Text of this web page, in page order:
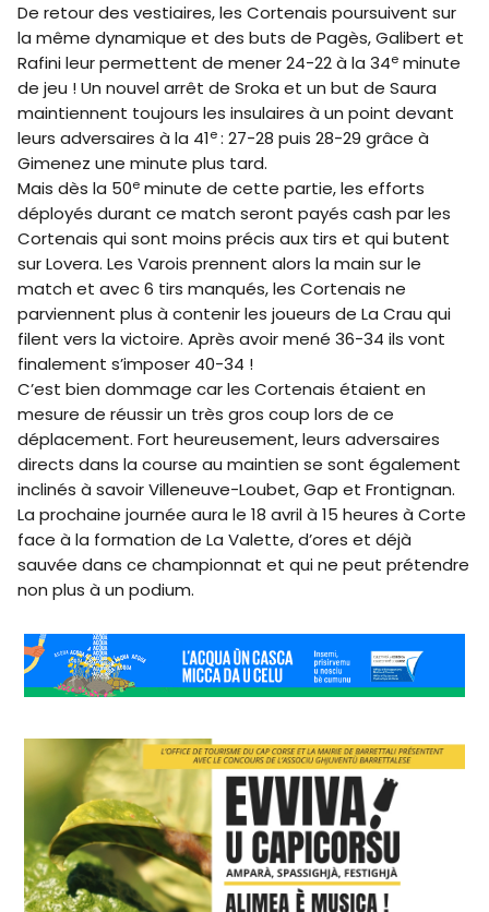
De retour des vestiaires, les Cortenais poursuivent sur
la même dynamique et des buts de Pagès, Galibert et
Rafini leur permettent de mener 24-22 à la 34e minute
de jeu ! Un nouvel arrêt de Sroka et un but de Saura
maintiennent toujours les insulaires à un point devant
leurs adversaires à la 41e: 27-28 puis 28-29 grâce à
Gimenez une minute plus tard.
Mais dès la 50e minute de cette partie, les efforts
déployés durant ce match seront payés cash par les
Cortenais qui sont moins précis aux tirs et qui butent
sur Lovera. Les Varois prennent alors la main sur le
match et avec 6 tirs manqués, les Cortenais ne
parviennent plus à contenir les joueurs de La Crau qui
filent vers la victoire. Après avoir mené 36-34 ils vont
finalement s’imposer 40-34 !
C’est bien dommage car les Cortenais étaient en
mesure de réussir un très gros coup lors de ce
déplacement. Fort heureusement, leurs adversaires
directs dans la course au maintien se sont également
inclinés à savoir Villeneuve-Loubet, Gap et Frontignan.
La prochaine journée aura le 18 avril à 15 heures à Corte
face à la formation de La Valette, d’ores et déjà
sauvée dans ce championnat et qui ne peut prétendre
non plus à un podium.